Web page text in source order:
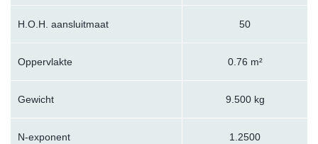
H.O.H. aansluitmaat 50
Oppervlakte 0.76 m²
Gewicht 9.500 kg
N-exponent 1.2500